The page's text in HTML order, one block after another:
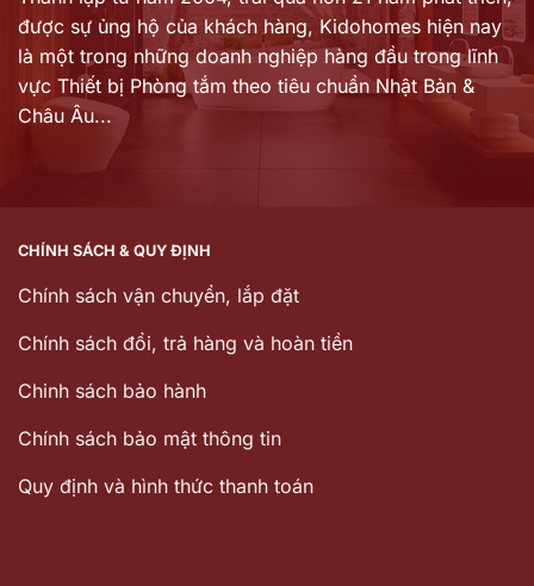
được sự ủng hộ của khách hàng, Kidohomes hiện nay
là một trong những doanh nghiệp hàng đầu trong lĩnh
vực Thiết bị Phòng tắm theo tiêu chuẩn Nhật Bản &
Châu Âu...
CHÍNH SÁCH & QUY ĐỊNH
Chính sách vận chuyển, lắp đặt
Chính sách đổi, trả hàng và hoàn tiền
Chinh sách bảo hành
Chính sách bảo mật thông tin
Quy định và hình thức thanh toán